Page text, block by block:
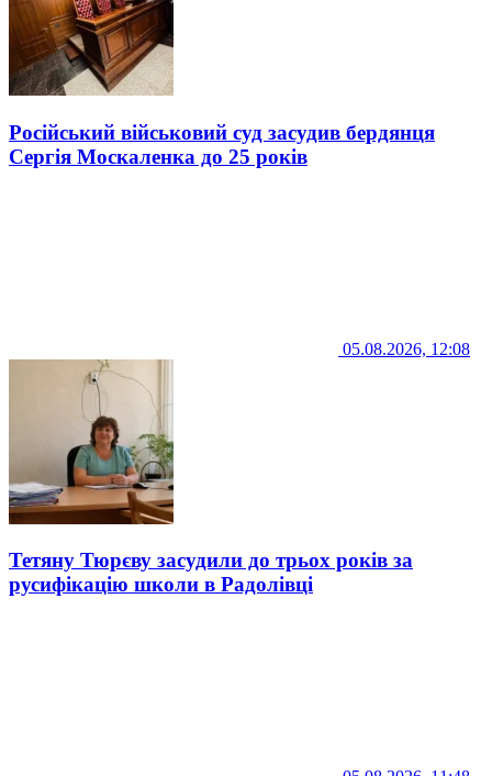
Російський військовий суд засудив бердянця
Сергія Москаленка до 25 років
05.08.2026, 12:08
Тетяну Тюрєву засудили до трьох років за
русифікацію школи в Радолівці